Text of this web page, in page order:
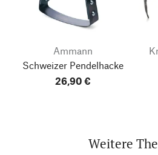
Ammann
Schweizer Pendelhacke
26,90 €
Weitere